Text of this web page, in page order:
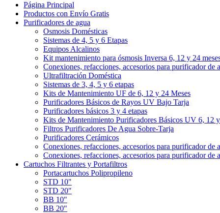
Página Principal
Productos con Envío Gratis
Purificadores de agua
Osmosis Domésticas
Sistemas de 4, 5 y 6 Etapas
Equipos Alcalinos
Kit mantenimiento para ósmosis Inversa 6, 12 y 24
Conexiones, refacciones, accesorios para purificador de
Ultrafiltración Doméstica
Sistemas de 3, 4, 5 y 6 etapas
Kits de Mantenimiento UF de 6, 12 y 24 Meses
Purificadores Básicos de Rayos UV Bajo Tarja
Purificadores básicos 3 y 4 etapas
Kits de Mantenimiento Purificadores Básicos UV 6, 12
Filtros Purificadores De Agua Sobre-Tarja
Purificadores Cerámicos
Conexiones, refacciones, accesorios para purificador de
Conexiones, refacciones, accesorios para purificador de
Cartuchos Filtrantes y Portafiltros
Portacartuchos Polipropileno
STD 10"
STD 20"
BB 10"
BB 20"